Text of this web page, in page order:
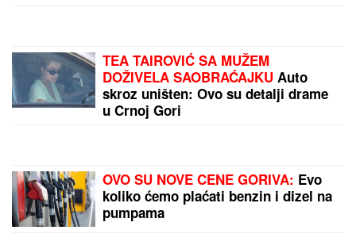
"ZATO JE I BIVŠI"Jovana Jeremić
se uskoro udaje za Tigra, a OVO je
razlog zbog kojeg se razvela od
Naše bake nisu imale klimu, ali su
znale kako da RASHLADE KUĆU